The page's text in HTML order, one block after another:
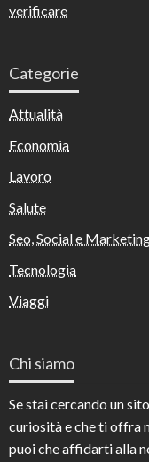
verificare
Categorie
Attualità
Economia
Lavoro
Salute
Seo, Social e
Tecnologia
Viaggi
Chi siamo
Se stai cercando un
curiosità e che ti offra
puoi che affidarti alla